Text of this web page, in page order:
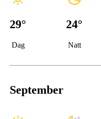
29°
Dag
24°
Natt
September